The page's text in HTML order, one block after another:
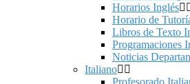
Horarios Inglés
Horario de
Libros de Texto
Programaciones
Noticias
Italiano
Profesorado